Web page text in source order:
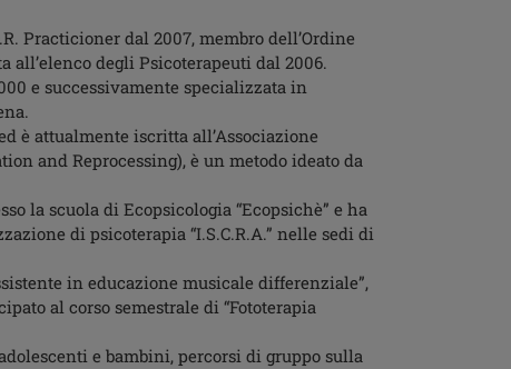
Practicioner dal 2007, membro dell’Ordine
all’elenco degli Psicoterapeuti dal 2006.
e successivamente specializzata in
è attualmente iscritta all’Associazione
and Reprocessing), è un metodo ideato da
la scuola di Ecopsicologia “Ecopsichè” e ha
di psicoterapia “I.S.C.R.A.” nelle sedi di
in educazione musicale differenziale”,
al corso semestrale di “Fototerapia
e bambini, percorsi di gruppo sulla